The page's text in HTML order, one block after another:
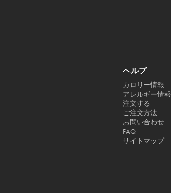
ヘルプ
カロリー情報
アレルギー情報
注文する
ご注文方法
お問い合わせ
FAQ
サイトマップ